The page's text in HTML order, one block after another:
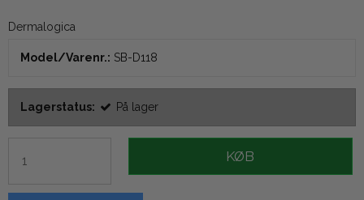
Dermalogica
Model/Varenr.: SB-D118
Lagerstatus: På lager
KØB